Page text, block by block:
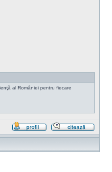
al României pentru fiecare
cu
Profil